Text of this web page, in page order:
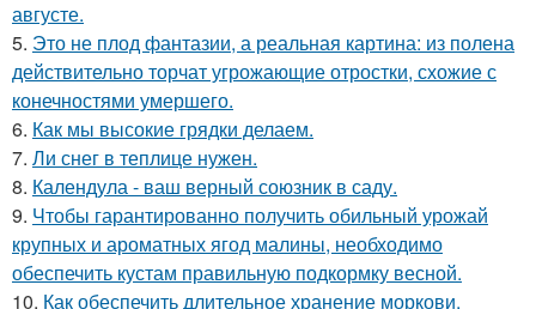
августе.
5. Это не плод фантазии, а реальная картина: из полена
действительно торчат угрожающие отростки, схожие с
конечностями умершего.
6. Как мы высокие грядки делаем.
7. Ли снег в теплице нужен.
8. Календула - ваш верный союзник в саду.
9. Чтобы гарантированно получить обильный урожай
крупных и ароматных ягод малины, необходимо
обеспечить кустам правильную подкормку весной.
10. Как обеспечить длительное хранение моркови,